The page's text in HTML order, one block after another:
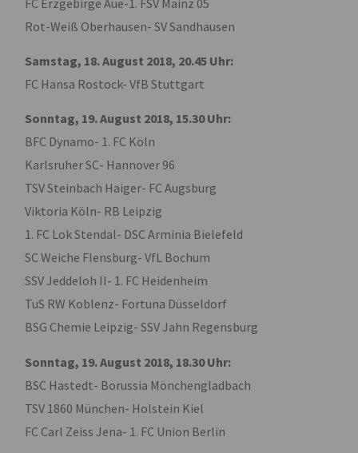
Rot-Weiß Oberhausen- SV Sandhausen
Samstag, 18. August 2018, 20.45 Uhr:
FC Hansa Rostock- VfB Stuttgart
Sonntag, 19. August 2018, 15.30 Uhr:
BFC Dynamo- 1. FC Köln
Karlsruher SC- Hannover 96
TSV Steinbach Haiger- FC Augsburg
Viktoria Köln- RB Leipzig
1. FC Lok Stendal- DSC Arminia Bielefeld
SC Weiche Flensburg- VfL Bochum
SSV Jeddeloh II- 1. FC Heidenheim
TuS RW Koblenz- Fortuna Düsseldorf
BSG Chemie Leipzig- SSV Jahn Regensburg
Sonntag, 19. August 2018, 18.30 Uhr:
BSC Hastedt- Borussia Mönchengladbach
TSV 1860 München- Holstein Kiel
FC Carl Zeiss Jena- 1. FC Union Berlin